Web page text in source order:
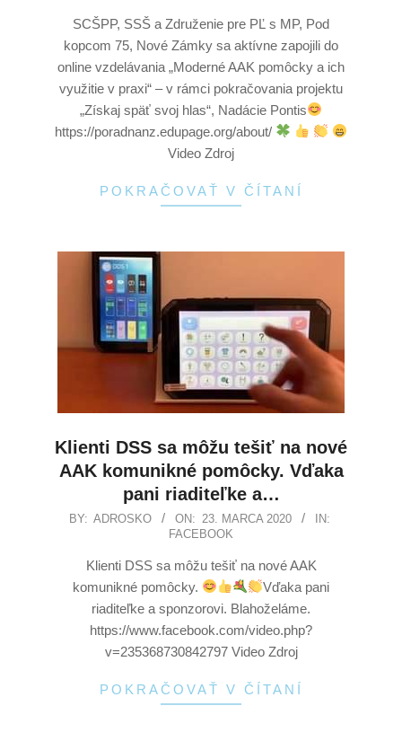
SCŠPP, SSŠ a Združenie pre PĽ s MP, Pod
kopcom 75, Nové Zámky sa aktívne zapojili do
online vzdelávania „Moderné AAK pomôcky a ich
využitie v praxi“ – v rámci pokračovania projektu
„Získaj späť svoj hlas“, Nadácie Pontis
https://poradnanz.edupage.org/about/
Video Zdroj
POKRAČOVAŤ V ČÍTANÍ
Klienti DSS sa môžu tešiť na nové
AAK komunikné pomôcky. Vďaka
pani riaditeľke a…
BY: ADROSKO ON: 23. MARCA 2020
IN:
FACEBOOK
Klienti DSS sa môžu tešiť na nové AAK
komunikné pomôcky.
Vďaka pani
riaditeľke a sponzorovi. Blahoželáme.
https://www.facebook.com/video.php?
v=235368730842797 Video Zdroj
POKRAČOVAŤ V ČÍTANÍ